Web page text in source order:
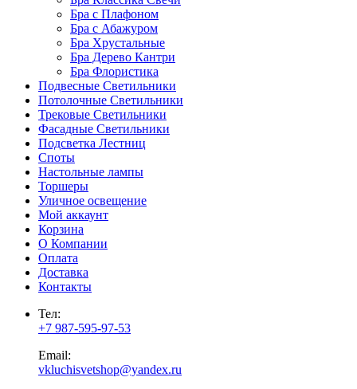
Бра с Плафоном
Бра с Абажуром
Бра Хрустальные
Бра Дерево Кантри
Бра Флористика
Подвесные Светильники
Потолочные Светильники
Трековые Светильники
Фасадные Светильники
Подсветка Лестниц
Споты
Настольные лампы
Торшеры
Уличное освещение
Мой аккаунт
Корзина
О Компании
Оплата
Доставка
Контакты
Тел:
+7 987-595-97-53
Email:
vkluchisvetshop@yandex.ru